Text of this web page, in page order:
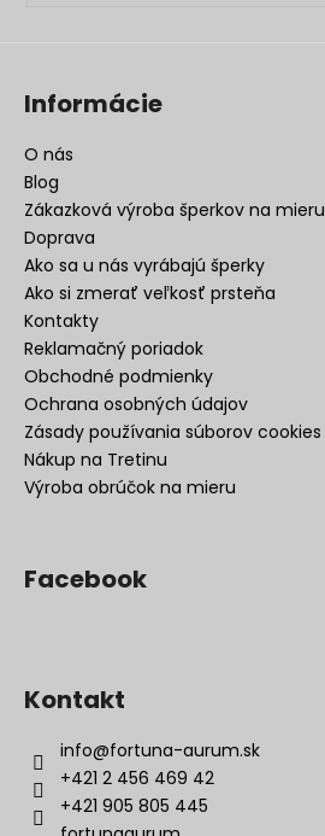
Informácie
O nás
Blog
Zákazková výroba šperkov na mieru
Doprava
Ako sa u nás vyrábajú šperky
Ako si zmerať veľkosť prsteňa
Kontakty
Reklamačný poriadok
Obchodné podmienky
Ochrana osobných údajov
Zásady používania súborov cookies
Nákup na Tretinu
Výroba obrúčok na mieru
Facebook
Kontakt
info@fortuna-aurum.sk
+421 2 456 469 42
+421 905 805 445